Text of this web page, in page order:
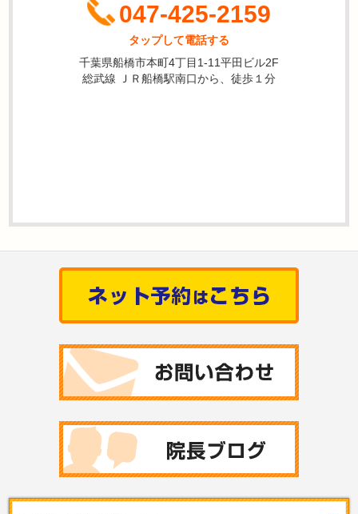
047-425-2159
タップして電話する
千葉県船橋市本町4丁目1-11平田ビル2F
総武線 ＪＲ船橋駅南口から、徒歩１分